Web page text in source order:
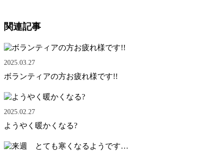
関連記事
2025.03.27
ボランティアの方お疲れ様です!!
2025.02.27
ようやく暖かくなる?